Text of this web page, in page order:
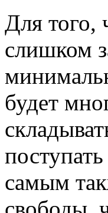
Для того,
слишком
будет
самым